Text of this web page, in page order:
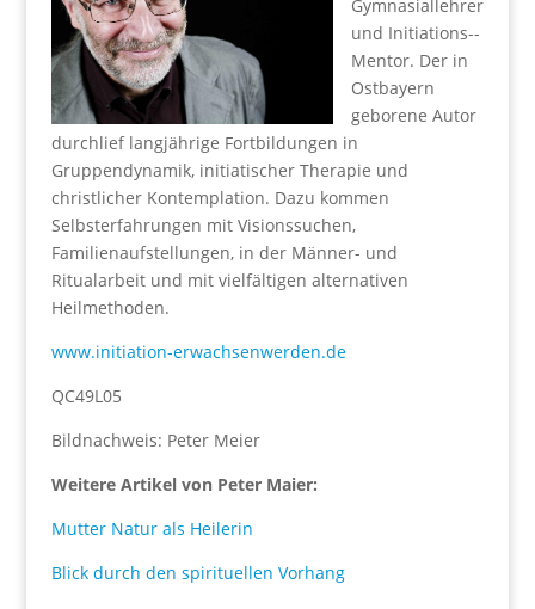
Gymnasiallehrer
und Initiations-­
Mentor. Der in
Ostbayern
geborene Autor
durchlief langjährige Fortbildungen in
Gruppendynamik, initiatischer Therapie und
christlicher Kontemplation. Dazu kommen
Selbsterfahrungen mit Visionssuchen,
Familienaufstellungen, in der Männer- und
Ritualarbeit und mit vielfältigen alternativen
Heilmethoden.
www.initiation-erwachsenwerden.de
QC49L05
Bildnachweis: Peter Meier
Weitere Artikel von Peter Maier:
Mutter Natur als Heilerin
Blick durch den spirituellen Vorhang